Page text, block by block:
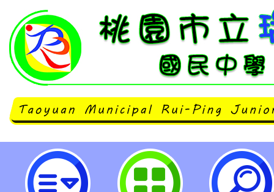
「2025年she can 青春期生理教
案」教師線上研習-桃園市立瑞坪